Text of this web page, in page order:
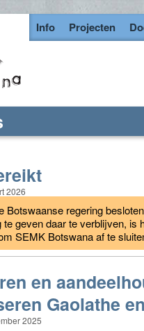
Info Projecten
2026
Botswaanse regering
geven daar te verblijven, is
SEMK Botswana af te
en
Gaolathe
2025